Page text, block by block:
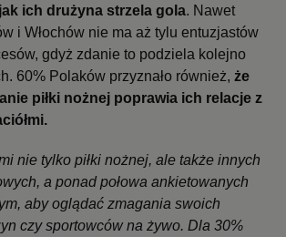
ich drużyna strzela gola. Nawet
i Włochów nie ma aż tylu entuzjastów
gdyż zdanie to podziela kolejno
60% Polaków przyznało również,że
piłki nożnej poprawia ich relacje z
nie tylko piłki nożnej, ale także innych
a ponad połowa ankietowanych
aby oglądać zmagania swoich
czy sportowców na żywo. Dla 30%